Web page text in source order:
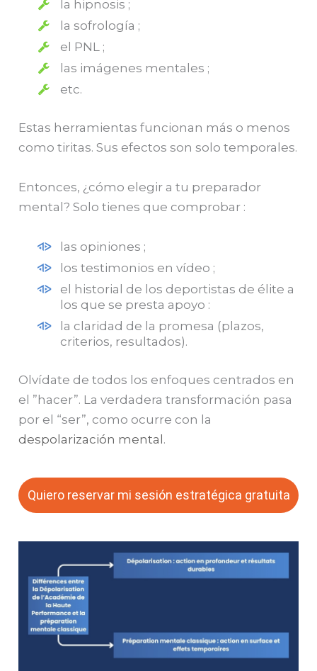
la hipnosis ;
la sofrología ;
el PNL ;
las imágenes mentales ;
etc.
Estas herramientas funcionan más o menos
como tiritas. Sus efectos son solo temporales.
Entonces, ¿cómo elegir a tu preparador
mental? Solo tienes que comprobar :
las opiniones ;
los testimonios en vídeo ;
el historial de los deportistas de élite a
los que se presta apoyo :
la claridad de la promesa (plazos,
criterios, resultados).
Olvídate de todos los enfoques centrados en
el ”hacer”. La verdadera transformación pasa
por el “ser”, como ocurre con la
despolarización mental .
Quiero reservar mi sesión estratégica gratuita